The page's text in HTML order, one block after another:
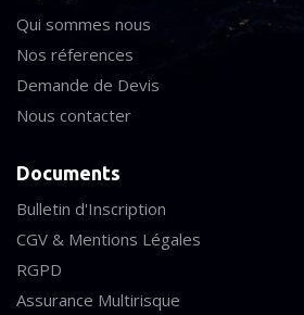
Qui sommes nous
Nos réferences
Demande de Devis
Nous contacter
Documents
Bulletin d'Inscription
CGV & Mentions Légales
RGPD
Assurance Multirisque